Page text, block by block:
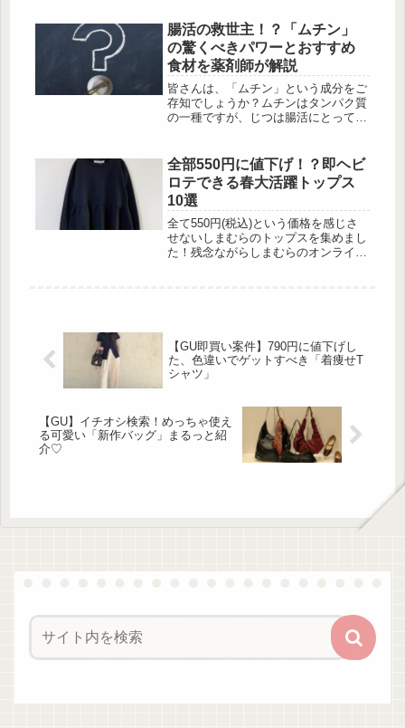
ぐに使えるとあって、夏のワードロー
ブがマンネリ化してきたという方は必
見ですよ！CUTEなハイスペックキャ
ミソール 出典:AIRI様ご提供 「コット
ンブレンドクロップドキャミソール
(ドライ)(ハート)」は、肌触りが良く
着心地も快適なポインテール素材を使
腸活の救世主！？「ムチン」
の驚くべきパワーとおすすめ
食材を薬剤師が解説
皆さんは、「ムチン」という成分をご
存知でしょうか？ムチンはタンパク質
の一種ですが、じつは腸活にとっても
基本情報を始め、快腸生活が期待でき
る理由や、ムチン生成をサポートする
おすすめの食材についても解説いただ
きます。「ムチン」ってなに？ 出
典:Pixabay ムチンとは、動物の消化
管などで作られるネバネバした粘液の
主成分で、「高分子糖タンパク質」に
分類され、人...
全部550円に値下げ！？即ヘビ
ロテできる春大活躍トップス
10選
全て550円(税込)という価格を感じさ
せないしまむらのトップスを集めまし
た！残念ながらしまむらのオンライン
ー この投稿をInstagramで見る
(@miu___wear)がシェアした投稿 プ
レッピースタイルやトラ...
【GU即買い案件】790円に値下げし
た、色違いでゲットすべき「着痩せT
シャツ」
【GU】イチオシ検索！めっちゃ使え
る可愛い「新作バッグ」まるっと紹
介♡